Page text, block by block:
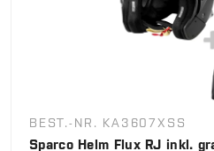
BEST.-NR. KA3607XSS
Sparco Helm Flux RJ inkl.